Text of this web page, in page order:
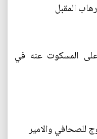
المقبل
المسكوت عنه في
للصحافي والامير